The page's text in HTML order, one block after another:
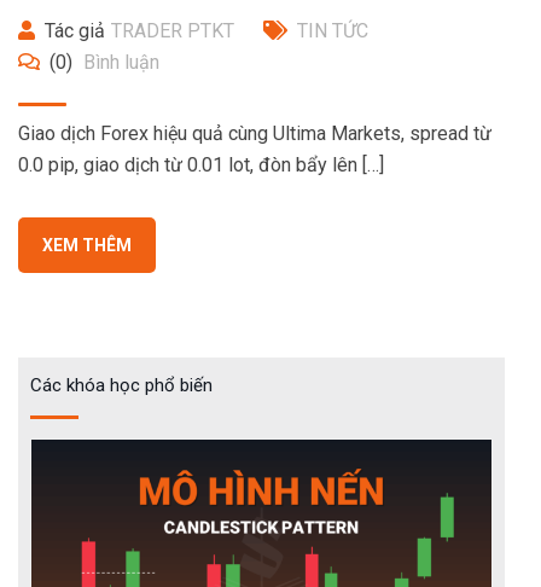
Tác giả TRADER PTKT
TIN TỨC
(0) Bình luận
Giao dịch Forex hiệu quả cùng Ultima Markets, spread từ
0.0 pip, giao dịch từ 0.01 lot, đòn bẩy lên […]
XEM THÊM
Các khóa học phổ biến